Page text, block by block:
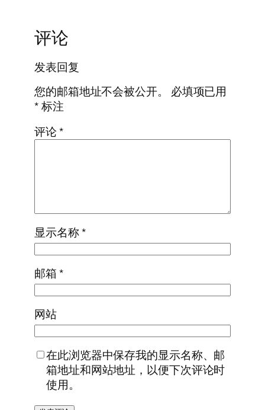
评论
发表回复
您的邮箱地址不会被公开。
必填项已用
*标注
评论*
显示名称*
邮箱*
网站
在此浏览器中保存我的显示名称、邮
箱地址和网站地址，以便下次评论时
使用。